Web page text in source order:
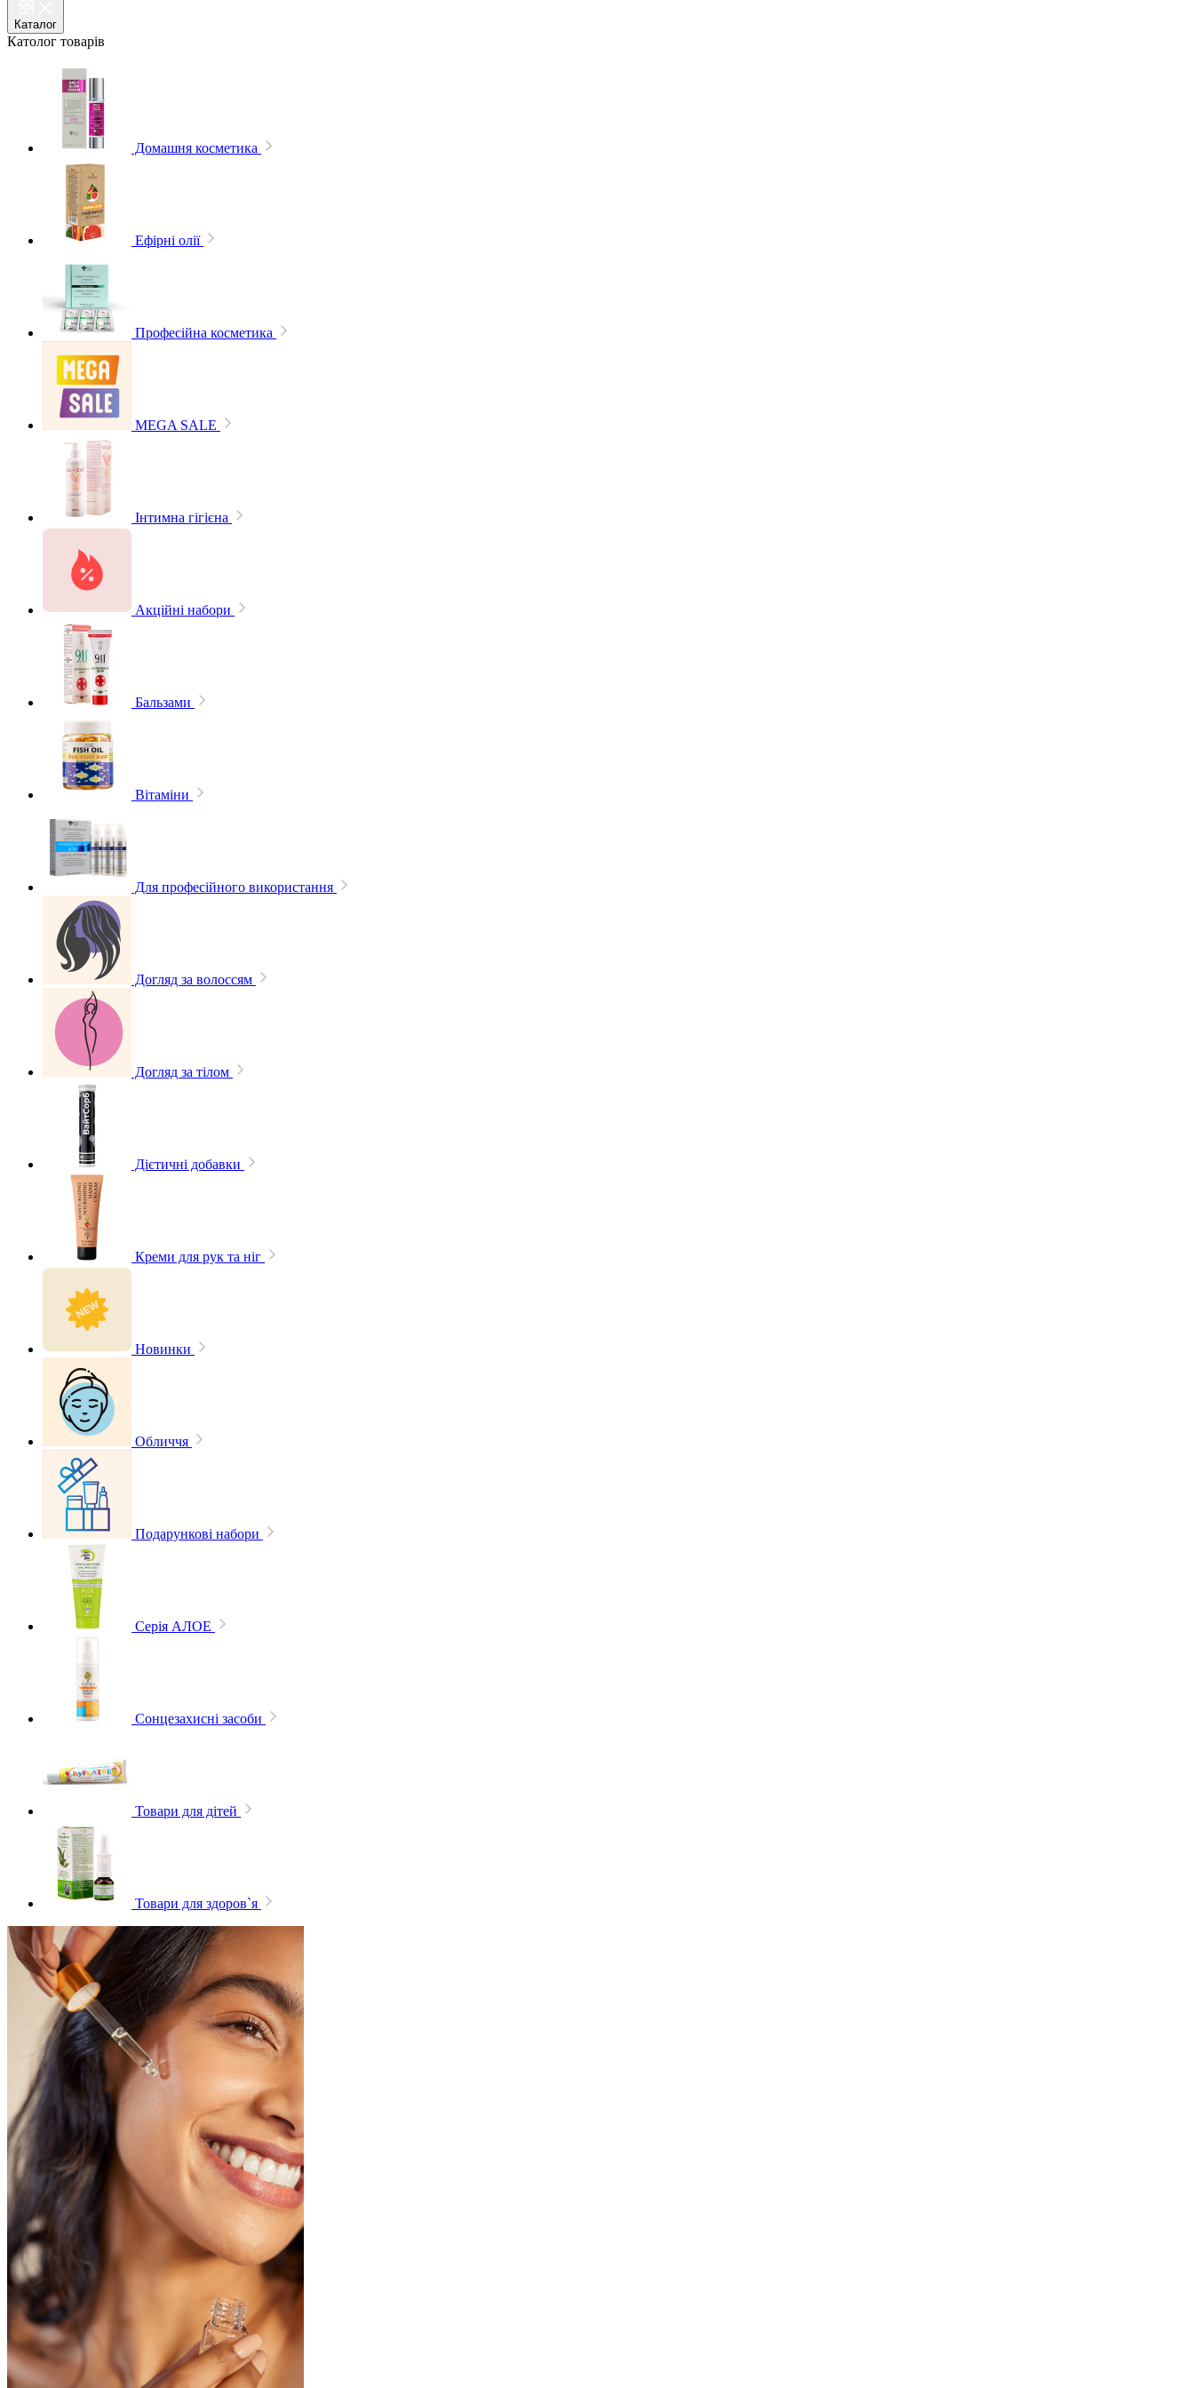
Каталог
Католог товарів
Домашня косметика
Ефірні олії
Професійна косметика
MEGA SALE
Інтимна гігієна
Акційні набори
Бальзами
Вітаміни
Для професійного використання
Догляд за волоссям
Догляд за тілом
Дієтичні добавки
Креми для рук та ніг
Новинки
Обличчя
Подарункові набори
Серія АЛОЕ
Сонцезахисні засоби
Товари для дітей
Товари для здоров`я